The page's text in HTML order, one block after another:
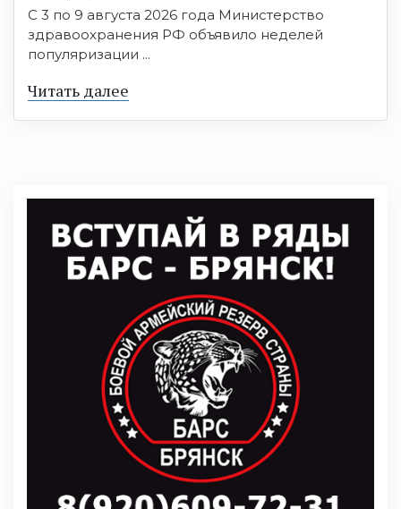
С 3 по 9 августа 2026 года Министерство
здравоохранения РФ объявило неделей
популяризации ...
Читать далее